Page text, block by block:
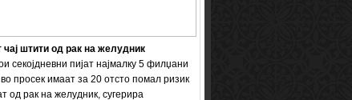
чај штити од рак на желудник
секојдневни пијат најмалку 5 филџани
во просек имаат за 20 отсто помал ризик
од рак на желудник, сугерира